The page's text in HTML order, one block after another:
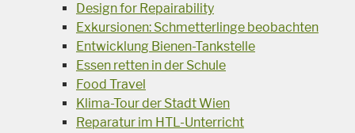
Design for Repairability
Exkursionen: Schmetterlinge beobachten
Entwicklung Bienen-Tankstelle
Essen retten in der Schule
Food Travel
Klima-Tour der Stadt Wien
Reparatur im HTL-Unterricht